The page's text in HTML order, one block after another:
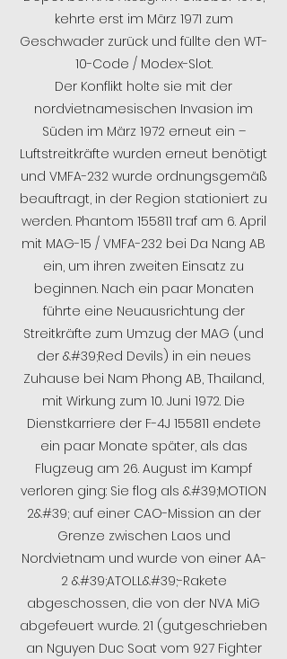
kehrte erst im März 1971 zum
Geschwader zurück und füllte den WT-
10-Code / Modex-Slot.
Der Konflikt holte sie mit der
nordvietnamesischen Invasion im
Süden im März 1972 erneut ein –
Luftstreitkräfte wurden erneut benötigt
und VMFA-232 wurde ordnungsgemäß
beauftragt, in der Region stationiert zu
werden. Phantom 155811 traf am 6. April
mit MAG-15 / VMFA-232 bei Da Nang AB
ein, um ihren zweiten Einsatz zu
beginnen. Nach ein paar Monaten
führte eine Neuausrichtung der
Streitkräfte zum Umzug der MAG (und
der &#39;Red Devils) in ein neues
Zuhause bei Nam Phong AB, Thailand,
mit Wirkung zum 10. Juni 1972. Die
Dienstkarriere der F-4J 155811 endete
ein paar Monate später, als das
Flugzeug am 26. August im Kampf
verloren ging: Sie flog als &#39;MOTION
2&#39; auf einer CAO-Mission an der
Grenze zwischen Laos und
Nordvietnam und wurde von einer AA-
2 &#39;ATOLL&#39;-Rakete
abgeschossen, die von der NVA MiG
abgefeuert wurde. 21 (gutgeschrieben
an Nguyen Duc Soat vom 927 Fighter